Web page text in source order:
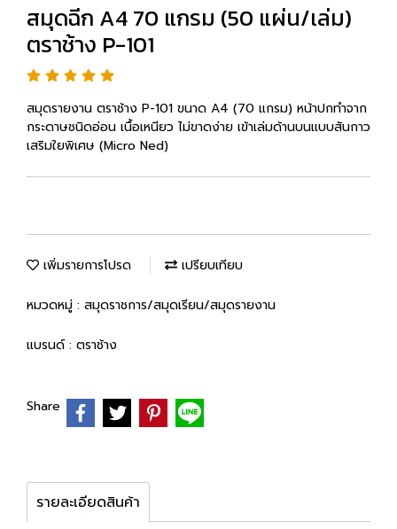
สมุดฉีก A4 70 แกรม (50 แผ่น/เล่ม)
ตราช้าง P-101
สมุดรายงาน ตราช้าง P-101 ขนาด A4 (70 แกรม) หน้าปกทำจาก
กระดาษชนิดอ่อน เนื้อเหนียว ไม่ขาดง่าย เข้าเล่มด้านบนแบบสันกาว
เสริมใยพิเศษ (Micro Ned)
เพิ่มรายการโปรด เปรียบเทียบ
หมวดหมู่ : สมุดราชการ/สมุดเรียน/สมุดรายงาน
แบรนด์ : ตราช้าง
Share
รายละเอียดสินค้า